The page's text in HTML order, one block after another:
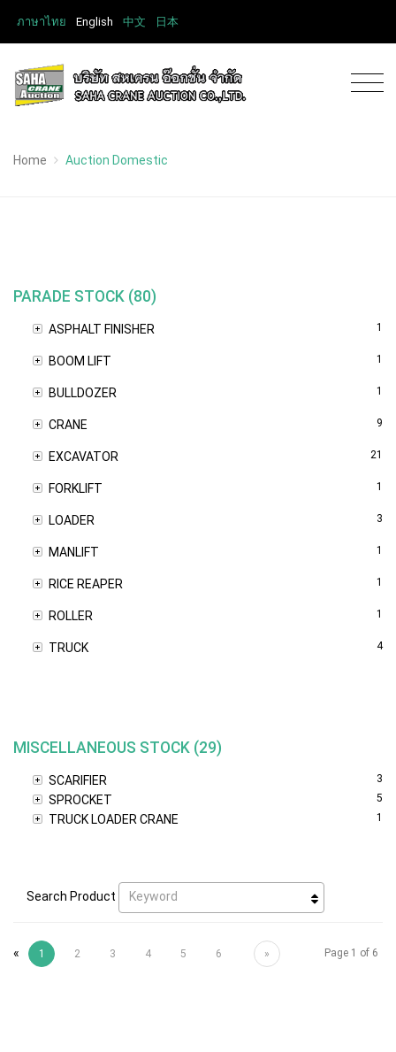
ภาษาไทย English 中文 日本
Home Auction Domestic
PARADE STOCK (80)
ASPHALT FINISHER 1
BOOM LIFT 1
BULLDOZER 1
CRANE 9
EXCAVATOR 21
FORKLIFT 1
LOADER 3
MANLIFT 1
RICE REAPER 1
ROLLER 1
TRUCK 4
MISCELLANEOUS STOCK (29)
SCARIFIER 3
SPROCKET 5
TRUCK LOADER CRANE 1
Search Product Keyword
« 1 2 3 4 5 6 » Page 1 of 6